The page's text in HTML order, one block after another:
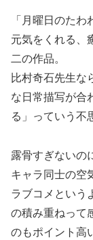
「月曜日のた
元気をくれる、
二の作品。
比村奇石先生な
な日常描写が合
る」っていう不
露骨すぎないの
キャラ同士の空
ラブコメという
の積み重ねって
のもポイント高